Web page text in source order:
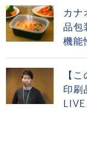
カ
品包
機能
【
印刷